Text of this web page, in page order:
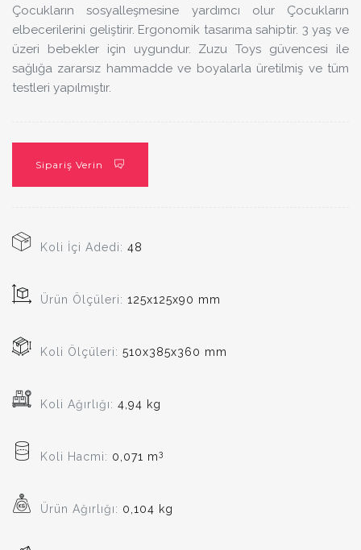
Çocukların sosyalleşmesine yardımcı olur Çocukların
elbecerilerini geliştirir. Ergonomik tasarıma sahiptir. 3 yaş ve
üzeri bebekler için uygundur. Zuzu Toys güvencesi ile
sağlığa zararsız hammadde ve boyalarla üretilmiş ve tüm
testleri yapılmıştır.
Sipariş Verin
Koli İçi Adedi: 48
Ürün Ölçüleri: 125x125x90 mm
Koli Ölçüleri: 510x385x360 mm
Koli Ağırlığı: 4,94 kg
Koli Hacmi: 0,071 m3
Ürün Ağırlığı: 0,104 kg